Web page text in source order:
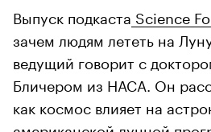
Выпуск подкаста Science
зачем людям лететь на
ведущий говорит с
Бличером из НАСА. Он
как космос влияет на